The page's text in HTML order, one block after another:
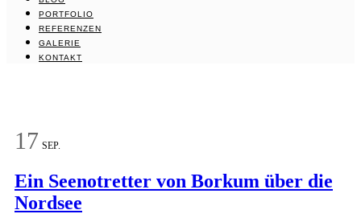
PORTFOLIO
REFERENZEN
GALERIE
KONTAKT
17 SEP.
Ein Seenotretter von Borkum über die
Nordsee